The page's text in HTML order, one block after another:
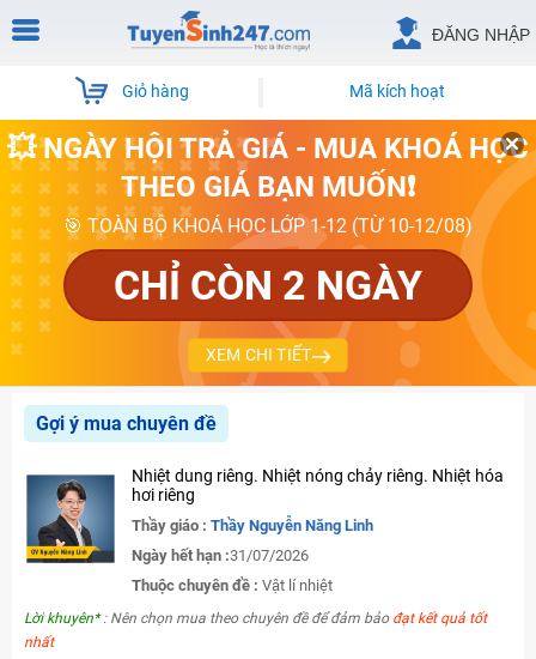
ĐĂNG NHẬP
Giỏ hàng Mã kích hoạt
💥 NGÀY HỘI TRẢ GIÁ - MUA KHOÁ HỌC
THEO GIÁ BẠN MUỐN❗
🎯 TOÀN BỘ KHOÁ HỌC LỚP 1-12 (TỪ 10-12/08)
CHỈ CÒN 2 NGÀY
XEM CHI TIẾT
Gợi ý mua chuyên đề
Nhiệt dung riêng. Nhiệt nóng chảy riêng. Nhiệt hóa
hơi riêng
Thầy giáo : Thầy Nguyễn Năng Linh
Ngày hết hạn :31/07/2026
Thuộc chuyên đề : Vật lí nhiệt
Lời khuyên*: Nên chọn mua theo chuyên đề để đảm bảo đạt kết quả tốt
nhất